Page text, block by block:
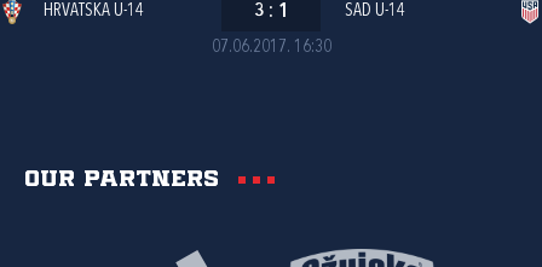
07.06.2017. 16:30
HRVATSKA U-14 3 : 1 SAD U-14
Our partners